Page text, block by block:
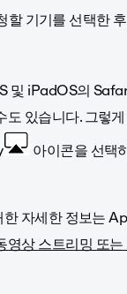
할 기기를 선택한
및 iPadOS의
있습니다. 그렇
아이콘을 선택
자세한 정보는
상 스트리밍 또